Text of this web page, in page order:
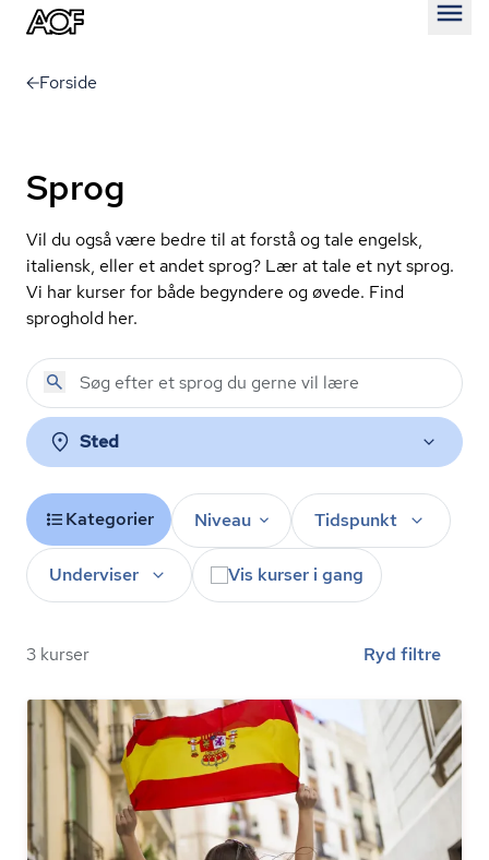
Forside
Sprog
Vil du også være bedre til at forstå og tale engelsk,
italiensk, eller et andet sprog? Lær at tale et nyt sprog.
Vi har kurser for både begyndere og øvede. Find
sproghold her.
Sted
Kategorier Niveau Tidspunkt
Underviser Vis kurser i gang
3 kurser Ryd filtre